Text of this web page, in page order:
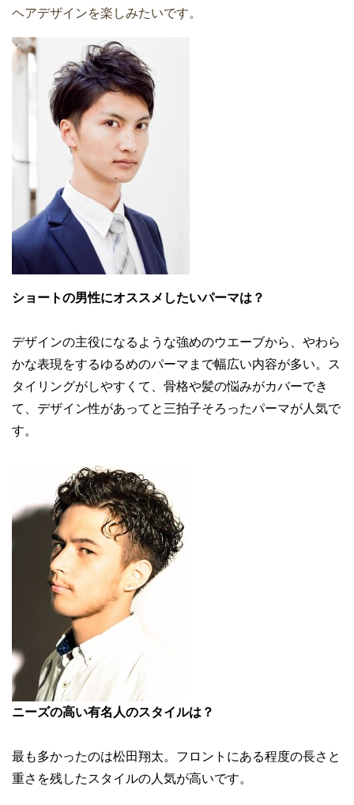
ヘアデザインを楽しみたいです。
ショートの男性にオススメしたいパーマは？
デザインの主役になるような強めのウエーブから、やわら
かな表現をするゆるめのパーマまで幅広い内容が多い。ス
タイリングがしやすくて、骨格や髪の悩みがカバーでき
て、デザイン性があってと三拍子そろったパーマが人気で
す。
ニーズの高い有名人のスタイルは？
最も多かったのは松田翔太。フロントにある程度の長さと
重さを残したスタイルの人気が高いです。